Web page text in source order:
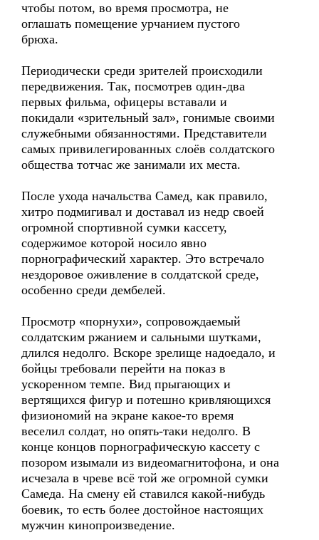
чтобы потом, во время просмотра, не
оглашать помещение урчанием пустого
брюха.
Периодически среди зрителей происходили
передвижения. Так, посмотрев один-два
первых фильма, офицеры вставали и
покидали «зрительный зал», гонимые своими
служебными обязанностями. Представители
самых привилегированных слоёв солдатского
общества тотчас же занимали их места.
После ухода начальства Самед, как правило,
хитро подмигивал и доставал из недр своей
огромной спортивной сумки кассету,
содержимое которой носило явно
порнографический характер. Это встречало
нездоровое оживление в солдатской среде,
особенно среди дембелей.
Просмотр «порнухи», сопровождаемый
солдатским ржанием и сальными шутками,
длился недолго. Вскоре зрелище надоедало, и
бойцы требовали перейти на показ в
ускоренном темпе. Вид прыгающих и
вертящихся фигур и потешно кривляющихся
физиономий на экране какое-то время
веселил солдат, но опять-таки недолго. В
конце концов порнографическую кассету с
позором изымали из видеомагнитофона, и она
исчезала в чреве всё той же огромной сумки
Самеда. На смену ей ставился какой-нибудь
боевик, то есть более достойное настоящих
мужчин кинопроизведение.